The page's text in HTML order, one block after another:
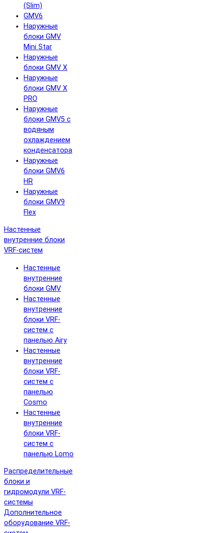
(Slim)
GMV6
Наружные
блоки GMV
Mini Star
Наружные
блоки GMV X
Наружные
блоки GMV X
PRO
Наружные
блоки GMV5 с
водяным
охлаждением
конденсатора
Наружные
блоки GMV6
HR
Наружные
блоки GMV9
Flex
Настенные
внутренние блоки
VRF-систем
Настенные
внутренние
блоки GMV
Настенные
внутренние
блоки VRF-
систем с
панелью Airy
Настенные
внутренние
блоки VRF-
систем с
панелью
Cosmo
Настенные
внутренние
блоки VRF-
систем с
панелью Lomo
Распределительные
блоки и
гидромодули VRF-
системы
Дополнительное
оборудование VRF-